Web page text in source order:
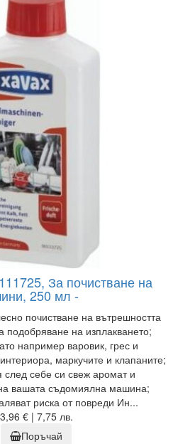
За почистване на
250 мл -
почистване на вътрешността
на изплакването;
например варовик, грес и
маркучите и клапаните;
след себе си свеж аромат и
вашата съдомиялна машина;
риска от повреди Ин...
3,96 € | 7,75 лв.
Поръчай